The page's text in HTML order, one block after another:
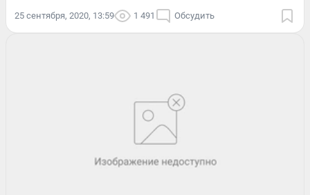
25 сентября, 2020, 13:59 1 491 Обсудить